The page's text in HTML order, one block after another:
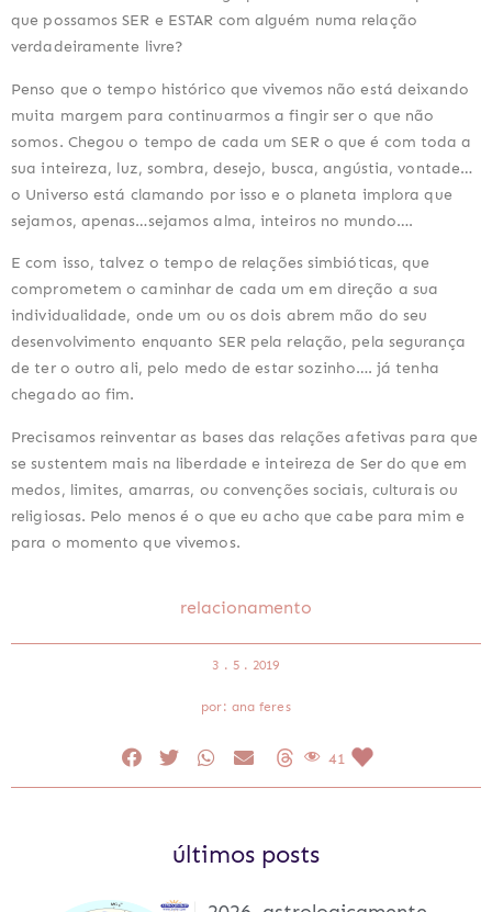
que possamos SER e ESTAR com alguém numa relação
verdadeiramente livre?
Penso que o tempo histórico que vivemos não está deixando
muita margem para continuarmos a fingir ser o que não
somos. Chegou o tempo de cada um SER o que é com toda a
sua inteireza, luz, sombra, desejo, busca, angústia, vontade…
o Universo está clamando por isso e o planeta implora que
sejamos, apenas…sejamos alma, inteiros no mundo….
E com isso, talvez o tempo de relações simbióticas, que
comprometem o caminhar de cada um em direção a sua
individualidade, onde um ou os dois abrem mão do seu
desenvolvimento enquanto SER pela relação, pela segurança
de ter o outro ali, pelo medo de estar sozinho…. já tenha
chegado ao fim.
Precisamos reinventar as bases das relações afetivas para que
se sustentem mais na liberdade e inteireza de Ser do que em
medos, limites, amarras, ou convenções sociais, culturais ou
religiosas. Pelo menos é o que eu acho que cabe para mim e
para o momento que vivemos.
relacionamento
3 . 5 . 2019
por: ana feres
41
últimos posts